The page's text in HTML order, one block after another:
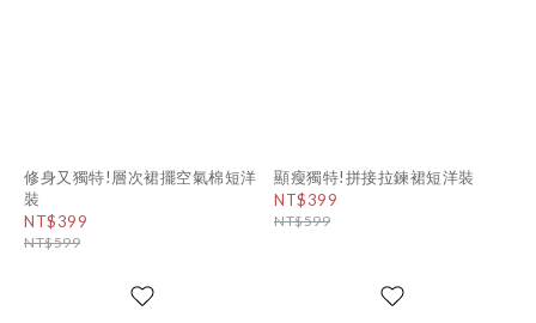
修身又獨特!層次裙擺空氣棉短洋
裝
NT$399
NT$599
顯瘦獨特!拼接拉鍊裙短洋裝
NT$399
NT$599